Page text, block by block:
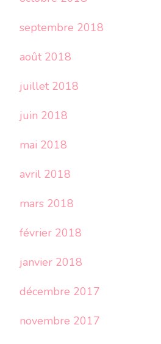
septembre 2018
août 2018
juillet 2018
juin 2018
mai 2018
avril 2018
mars 2018
février 2018
janvier 2018
décembre 2017
novembre 2017